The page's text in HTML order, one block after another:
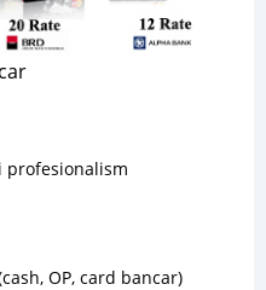
profesionalism
OP, card bancar)